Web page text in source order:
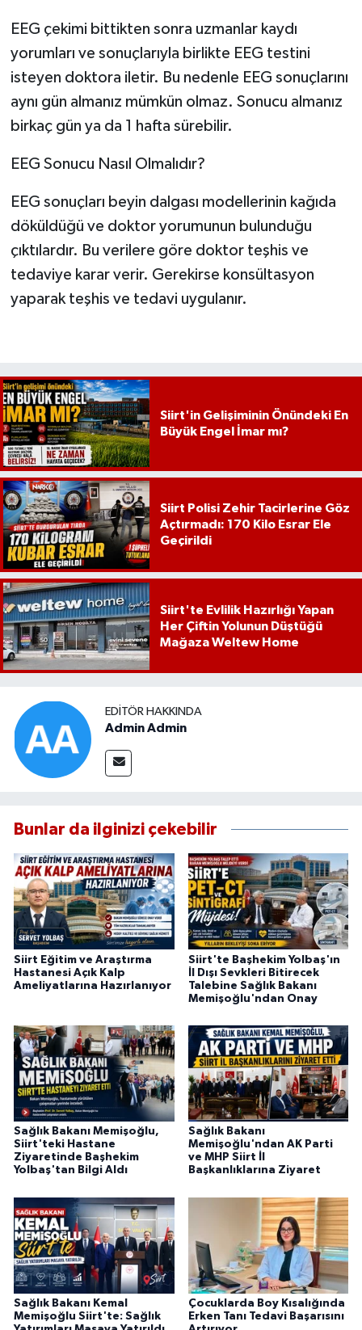
EEG çekimi bittikten sonra uzmanlar kaydı
yorumları ve sonuçlarıyla birlikte EEG testini
isteyen doktora iletir. Bu nedenle EEG sonuçlarını
aynı gün almanız mümkün olmaz. Sonucu almanız
birkaç gün ya da 1 hafta sürebilir.
EEG Sonucu Nasıl Olmalıdır?
EEG sonuçları beyin dalgası modellerinin kağıda
döküldüğü ve doktor yorumunun bulunduğu
çıktılardır. Bu verilere göre doktor teşhis ve
tedaviye karar verir. Gerekirse konsültasyon
yaparak teşhis ve tedavi uygulanır.
Siirt'in Gelişiminin Önündeki En
Büyük Engel İmar mı?
Siirt Polisi Zehir Tacirlerine Göz
Açtırmadı: 170 Kilo Esrar Ele
Geçirildi
Siirt'te Evlilik Hazırlığı Yapan
Her Çiftin Yolunun Düştüğü
Mağaza Weltew Home
EDITÖR HAKKINDA
Admin Admin
Bunlar da ilginizi çekebilir
Siirt Eğitim ve Araştırma
Hastanesi Açık Kalp
Ameliyatlarına Hazırlanıyor
Siirt'te Başhekim Yolbaş'ın
İl Dışı Sevkleri Bitirecek
Talebine Sağlık Bakanı
Memişoğlu'ndan Onay
Sağlık Bakanı Memişoğlu,
Siirt'teki Hastane
Ziyaretinde Başhekim
Yolbaş'tan Bilgi Aldı
Sağlık Bakanı
Memişoğlu'ndan AK Parti
ve MHP Siirt İl
Başkanlıklarına Ziyaret
Sağlık Bakanı Kemal
Memişoğlu Siirt'te: Sağlık
Çocuklarda Boy Kısalığında
Erken Tanı Tedavi Başarısını